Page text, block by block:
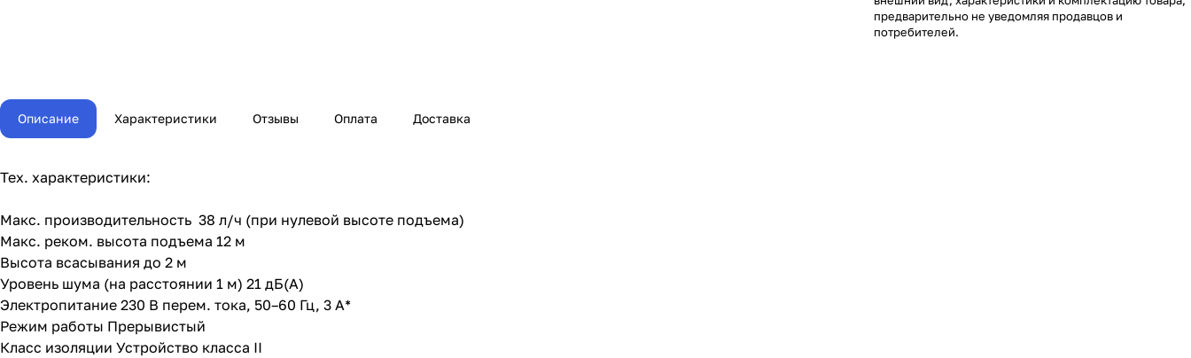
предварительно не уведомляя продавцов и
потребителей.
Описание Характеристики Отзывы Оплата Доставка
Тех. характеристики:
Макс. производительность 38 л/ч (при нулевой высоте подъема)
Макс. реком. высота подъема 12 м
Высота всасывания до 2 м
Уровень шума (на расстоянии 1 м) 21 дБ(А)
Электропитание 230 В перем. тока, 50–60 Гц, 3 A*
Режим работы Прерывистый
Класс изоляции Устройство класса II